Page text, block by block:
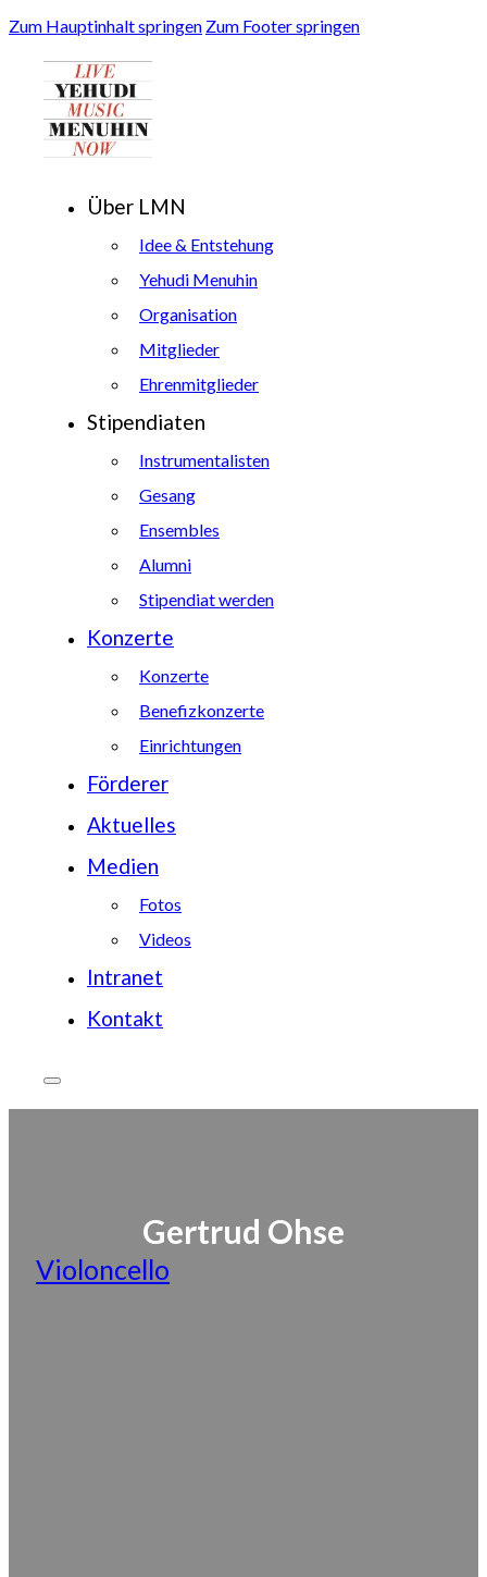
Zum Hauptinhalt springen Zum Footer springen
Über LMN
Idee & Entstehung
Yehudi Menuhin
Organisation
Mitglieder
Ehrenmitglieder
Stipendiaten
Instrumentalisten
Gesang
Ensembles
Alumni
Stipendiat werden
Konzerte
Konzerte
Benefizkonzerte
Einrichtungen
Förderer
Aktuelles
Medien
Fotos
Videos
Intranet
Kontakt
Gertrud Ohse
Violoncello